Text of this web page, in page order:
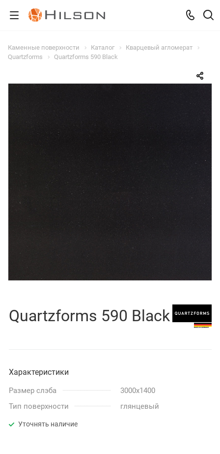
Каменные поверхности Каталог
Кварцевый агломерат
Quartzforms
Quartzforms 590 Black
Quartzforms 590 Black
Характеристики
Размер слэба
3000x1400
Тип поверхности
глянцевый
Уточнять наличие